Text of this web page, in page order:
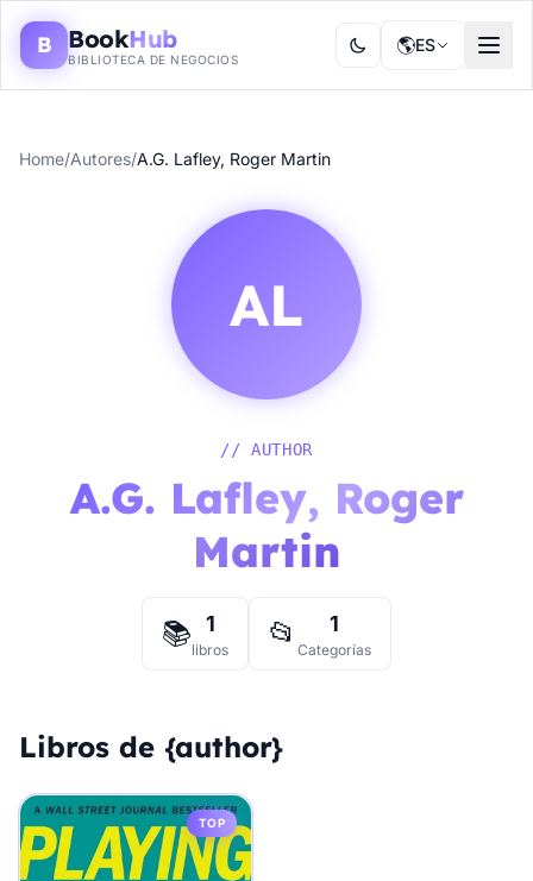
B BookHub
BIBLIOTECA DE NEGOCIOS
🌎ES
Home/Autores/A.G. Lafley, Roger Martin
AL
// AUTHOR
A.G. Lafley, Roger
Martin
📚 1
libros 📂 1
Categorías
Libros de {author}
TOP